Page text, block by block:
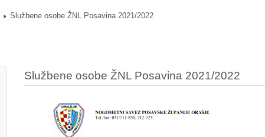
Službene osobe ŽNL Posavina 2021/2022
Službene osobe ŽNL Posavina 2021/2022